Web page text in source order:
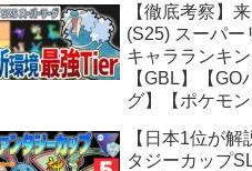
【徹底考察】
(S25) スーパー
キャラランキン
【GBL】【GO
グ】【ポケモン
【日本1位が解
タジーカップ